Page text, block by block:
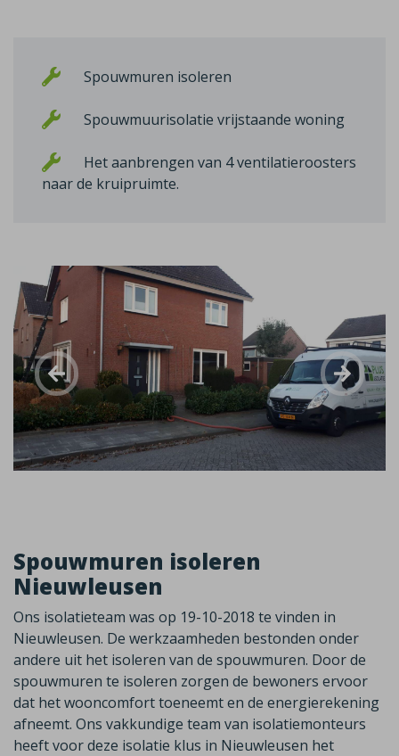
Spouwmuren isoleren
Spouwmuurisolatie vrijstaande woning
Het aanbrengen van 4 ventilatieroosters
naar de kruipruimte.
Spouwmuren isoleren
Nieuwleusen
Ons isolatieteam was op 19-10-2018 te vinden in
Nieuwleusen. De werkzaamheden bestonden onder
andere uit het isoleren van de spouwmuren. Door de
spouwmuren te isoleren zorgen de bewoners ervoor
dat het wooncomfort toeneemt en de energierekening
afneemt. Ons vakkundige team van isolatiemonteurs
heeft voor deze isolatie klus in Nieuwleusen het